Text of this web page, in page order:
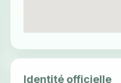
Identité officielle